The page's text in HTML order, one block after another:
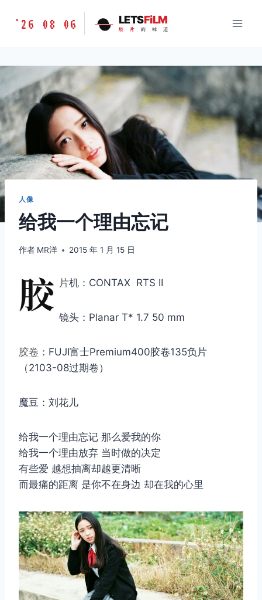
胶
味
LETSFILM
'26 08 06 LETSFiLM
胶 片 的 味 道
人像
给我一个理由忘记
作者 MR洋 2015 年 1 月 15 日
胶 片机：CONTAX RTS II
镜头：Planar T* 1.7 50 mm
胶卷 ：FUJI富士Premium400胶卷135负片
（2103-08过期卷）
魔豆：刘花儿
给我一个理由忘记 那么爱我的你
给我一个理由放弃 当时做的决定
有些爱 越想抽离却越更清晰
而最痛的距离 是你不在身边 却在我的心里